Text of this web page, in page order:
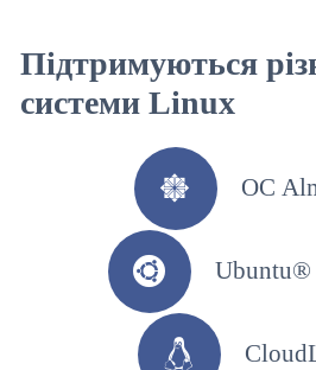
Підтримуються
системи Linux
ОС
Ubuntu®